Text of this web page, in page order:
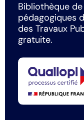
Bibliothèque
pédagogiques
des Travaux
gratuite.